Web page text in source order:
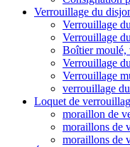
Verrouillage du
Verrouillage
Verrouillage
Boîtier moulé,
Verrouillage
Verrouillage
verrouillage
Loquet de
moraillon de
moraillons de
moraillons de